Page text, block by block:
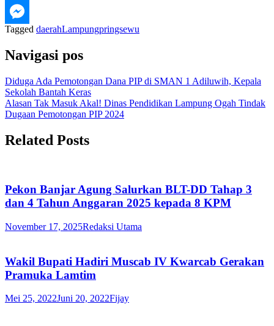
Tagged daerahLampungpringsewu
Navigasi pos
Diduga Ada Pemotongan Dana PIP di SMAN 1 Adiluwih, Kepala
Sekolah Bantah Keras
Alasan Tak Masuk Akal! Dinas Pendidikan Lampung Ogah Tindak
Dugaan Pemotongan PIP 2024
Related Posts
Pekon Banjar Agung Salurkan BLT-DD Tahap 3
dan 4 Tahun Anggaran 2025 kepada 8 KPM
November 17, 2025Redaksi Utama
Wakil Bupati Hadiri Muscab IV Kwarcab Gerakan
Pramuka Lamtim
Mei 25, 2022Juni 20, 2022Fijay